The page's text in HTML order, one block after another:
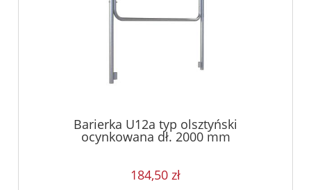
Barierka U12a typ olsztyński
ocynkowana dł. 2000 mm
184,50 zł